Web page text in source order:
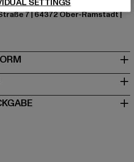
GmbH |info@tbint.de
7 | 64372 Ober-Ramstadt |